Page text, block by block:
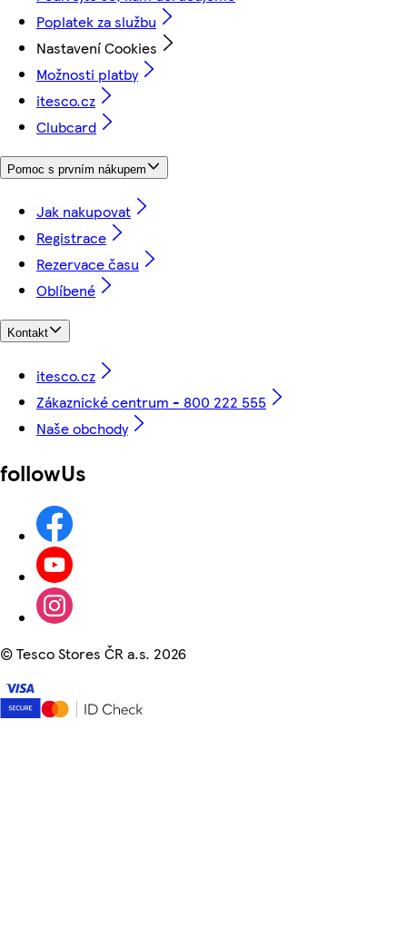
Poplatek za službu
Nastavení Cookies
Možnosti platby
itesco.cz
Clubcard
Pomoc s prvním nákupem
Jak nakupovat
Registrace
Rezervace času
Oblíbené
Kontakt
itesco.cz
Zákaznické centrum - 800 222 555
Naše obchody
followUs
©Tesco Stores ČR a.s. 2026